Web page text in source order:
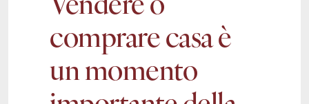
Vendere o
comprare casa è
un momento